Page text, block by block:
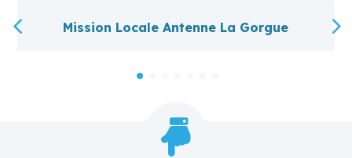
Mission Locale Antenne La Gorgue
